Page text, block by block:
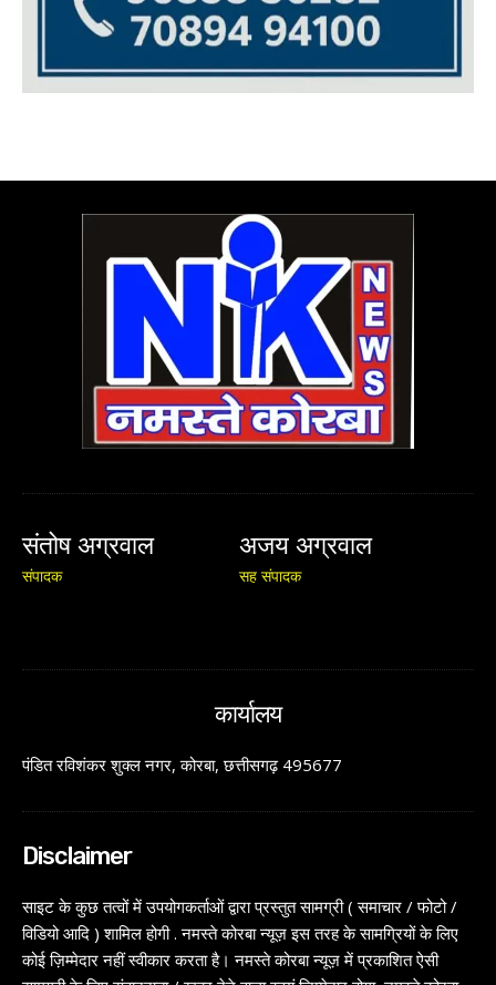
संतोष अग्रवाल
संपादक
अजय अग्रवाल
सह संपादक
कार्यालय
पंडित रविशंकर शुक्ल नगर, कोरबा, छत्तीसगढ़ 495677
Disclaimer
साइट के कुछ तत्वों में उपयोगकर्ताओं द्वारा प्रस्तुत सामग्री ( समाचार / फोटो /
विडियो आदि ) शामिल होगी . नमस्ते कोरबा न्यूज़ इस तरह के सामग्रियों के लिए
कोई ज़िम्मेदार नहीं स्वीकार करता है। नमस्ते कोरबा न्यूज़ में प्रकाशित ऐसी